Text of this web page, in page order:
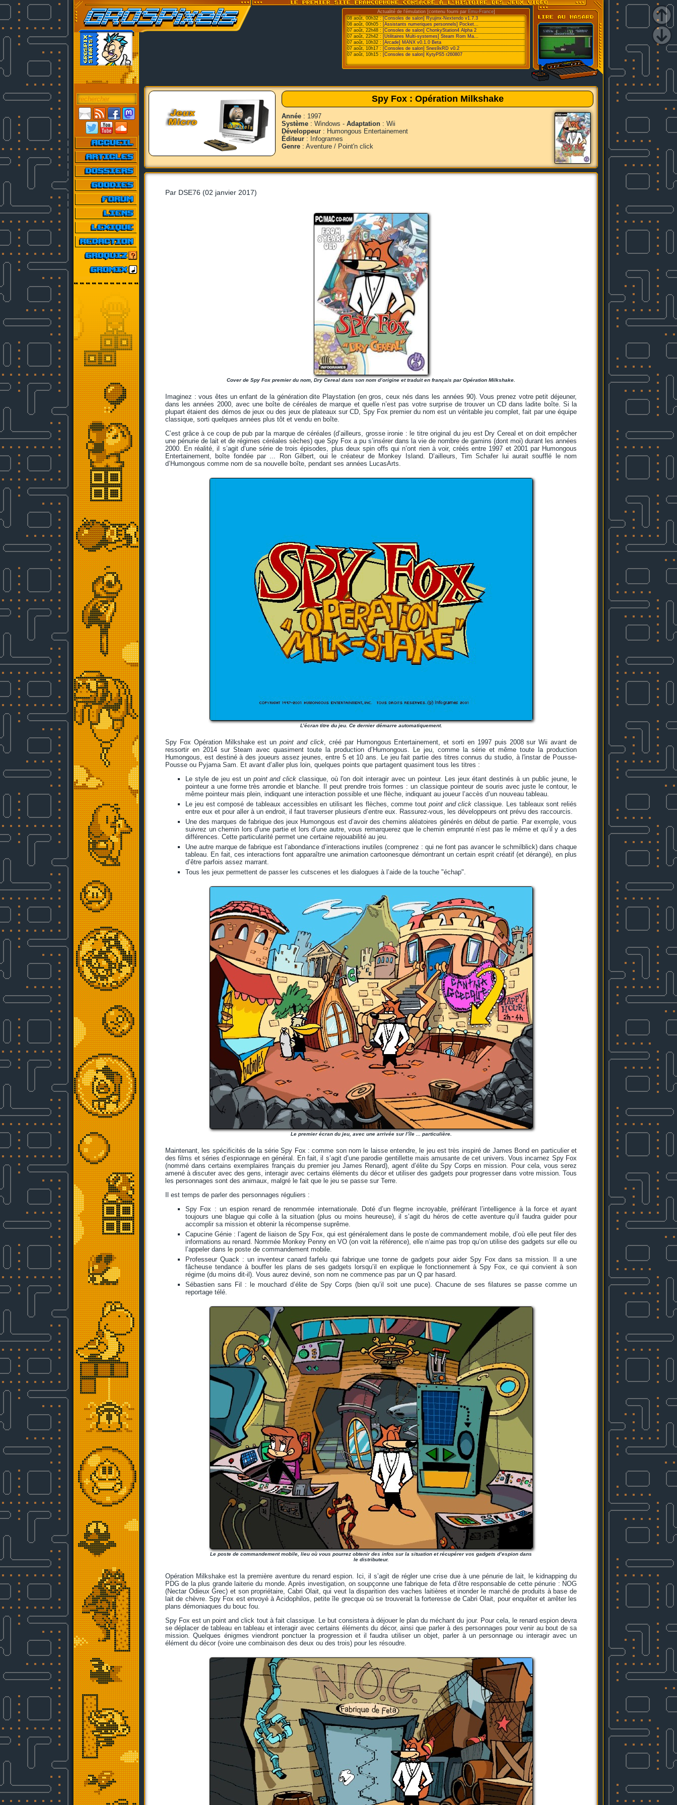
Actualité de l'émulation [contenu fourni par Emu-France]
08 août, 00h32 :[Consoles de salon] Ryujinx-Nextendo v1.7.3
08 août, 00h05 : [Assistants numeriques personnels] Pocket...
07 août, 22h48 : [Consoles de salon] ChonkyStation4 Alpha 2
07 août, 22h42 : [Utilitaires Multi-systemes] Steam Rom Ma...
07 août, 10h32 : [Arcade] MANX v0.1.0 Beta
07 août, 10h17 : [Consoles de salon] Snes9xRD v0.2
07 août, 10h15 : [Consoles de salon] KytyPS5 r260807
Spy Fox : Opération Milkshake
Année : 1997
Système : Windows - Adaptation : Wii
Développeur : Humongous Entertainement
Éditeur : Infogrames
Genre : Aventure / Point'n click
Par DSE76 (02 janvier 2017)
Cover de Spy Fox premier du nom, Dry Cereal dans son nom d’origine et traduit en français par Opération Milkshake.
Imaginez : vous êtes un enfant de la génération dite Playstation (en gros, ceux nés dans les années 90). Vous prenez votre petit déjeuner,
dans les années 2000, avec une boîte de céréales de marque et quelle n’est pas votre surprise de trouver un CD dans ladite boîte. Si la
plupart étaient des démos de jeux ou des jeux de plateaux sur CD, Spy Fox premier du nom est un véritable jeu complet, fait par une équipe
classique, sorti quelques années plus tôt et vendu en boîte.
C’est grâce à ce coup de pub par la marque de céréales (d’ailleurs, grosse ironie : le titre original du jeu est Dry Cereal et on doit empêcher
une pénurie de lait et de régimes céréales sèches) que Spy Fox a pu s’insérer dans la vie de nombre de gamins (dont moi) durant les années
2000. En réalité, il s’agit d’une série de trois épisodes, plus deux spin offs qui n’ont rien à voir, créés entre 1997 et 2001 par Humongous
Entertainement, boîte fondée par ... Ron Gilbert, oui le créateur de Monkey Island. D’ailleurs, Tim Schafer lui aurait soufflé le nom
d’Humongous comme nom de sa nouvelle boîte, pendant ses années LucasArts.
L’écran titre du jeu. Ce dernier démarre automatiquement.
Spy Fox Opération Milkshake est unpoint and click, créé par Humongous Entertainement, et sorti en 1997 puis 2008 sur Wii avant de
ressortir en 2014 sur Steam avec quasiment toute la production d’Humongous. Le jeu, comme la série et même toute la production
Humongous, est destiné à des joueurs assez jeunes, entre 5 et 10 ans. Le jeu fait partie des titres connus du studio, à l'instar de Pousse-
Pousse ou Pyjama Sam. Et avant d’aller plus loin, quelques points que partagent quasiment tous les titres :
Le style de jeu est un point and click classique, où l'on doit interagir avec un pointeur. Les jeux étant destinés à un public jeune, le
pointeur a une forme très arrondie et blanche. Il peut prendre trois formes : un classique pointeur de souris avec juste le contour, le
même pointeur mais plein, indiquant une interaction possible et une flèche, indiquant au joueur l’accès d’un nouveau tableau.
Le jeu est composé de tableaux accessibles en utilisant les flèches, comme tout point and click classique. Les tableaux sont reliés
entre eux et pour aller à un endroit, il faut traverser plusieurs d’entre eux. Rassurez-vous, les développeurs ont prévu des raccourcis.
Une des marques de fabrique des jeux Humongous est d’avoir des chemins aléatoires générés en début de partie. Par exemple, vous
suivrez un chemin lors d’une partie et lors d’une autre, vous remarquerez que le chemin emprunté n’est pas le même et qu’il y a des
différences. Cette particularité permet une certaine rejouabilité au jeu.
Une autre marque de fabrique est l’abondance d’interactions inutiles (comprenez : qui ne font pas avancer le schmilblick) dans chaque
tableau. En fait, ces interactions font apparaître une animation cartoonesque démontrant un certain esprit créatif (et dérangé), en plus
d’être parfois assez marrant.
Tous les jeux permettent de passer les cutscenes et les dialogues à l’aide de la touche "échap".
Le premier écran du jeu, avec une arrivée sur l’île ... particulière.
Maintenant, les spécificités de la série Spy Fox : comme son nom le laisse entendre, le jeu est très inspiré de James Bond en particulier et
des films et séries d’espionnage en général. En fait, il s’agit d’une parodie gentillette mais amusante de cet univers. Vous incarnez Spy Fox
(nommé dans certains exemplaires français du premier jeu James Renard), agent d’élite du Spy Corps en mission. Pour cela, vous serez
amené à discuter avec des gens, interagir avec certains éléments du décor et utiliser des gadgets pour progresser dans votre mission. Tous
les personnages sont des animaux, malgré le fait que le jeu se passe sur Terre.
Il est temps de parler des personnages réguliers :
Spy Fox : un espion renard de renommée internationale. Doté d’un flegme incroyable, préférant l’intelligence à la force et ayant
toujours une blague qui colle à la situation (plus ou moins heureuse), il s’agit du héros de cette aventure qu’il faudra guider pour
accomplir sa mission et obtenir la récompense suprême.
Capucine Génie : l’agent de liaison de Spy Fox, qui est généralement dans le poste de commandement mobile, d’où elle peut filer des
informations au renard. Nommée Monkey Penny en VO (on voit la référence), elle n’aime pas trop qu’on utilise des gadgets sur elle ou
l’appeler dans le poste de commandement mobile.
Professeur Quack : un inventeur canard farfelu qui fabrique une tonne de gadgets pour aider Spy Fox dans sa mission. Il a une
fâcheuse tendance à bouffer les plans de ses gadgets lorsqu’il en explique le fonctionnement à Spy Fox, ce qui convient à son
régime (du moins dit-il). Vous aurez deviné, son nom ne commence pas par un Q par hasard.
Sébastien sans Fil : le mouchard d’élite de Spy Corps (bien qu’il soit une puce). Chacune de ses filatures se passe comme un
reportage télé.
Le poste de commandement mobile, lieu où vous pourrez obtenir des infos sur la situation et récupérer vos gadgets d’espion dans
le distributeur.
Opération Milkshake est la première aventure du renard espion. Ici, il s’agit de régler une crise due à une pénurie de lait, le kidnapping du
PDG de la plus grande laiterie du monde. Après investigation, on soupçonne une fabrique de feta d’être responsable de cette pénurie : NOG
(Nectar Odieux Grec) et son propriétaire, Cabri Olait, qui veut la disparition des vaches laitières et inonder le marché de produits à base de
lait de chèvre. Spy Fox est envoyé à Acidophilos, petite île grecque où se trouverait la forteresse de Cabri Olait, pour enquêter et arrêter les
plans démoniaques du bouc fou.
Spy Fox est un point and click tout à fait classique. Le but consistera à déjouer le plan du méchant du jour. Pour cela, le renard espion devra
se déplacer de tableau en tableau et interagir avec certains éléments du décor, ainsi que parler à des personnages pour venir au bout de sa
mission. Quelques énigmes viendront ponctuer la progression et il faudra utiliser un objet, parler à un personnage ou interagir avec un
élément du décor (voire une combinaison des deux ou des trois) pour les résoudre.